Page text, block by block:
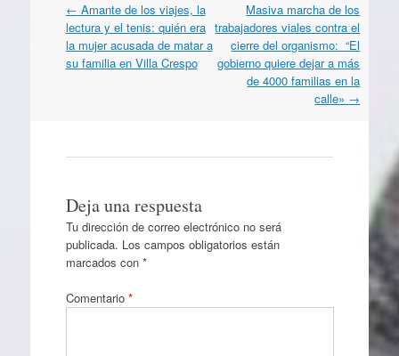
Navegación
por
artículos
← Amante de los viajes, la
lectura y el tenis: quién era
la mujer acusada de matar a
su familia en Villa Crespo
Masiva marcha de los
trabajadores viales contra el
cierre del organismo: “El
gobierno quiere dejar a más
de 4000 familias en la
calle» →
Deja una respuesta
Tu dirección de correo electrónico no será
publicada. Los campos obligatorios están
marcados con *
Comentario *